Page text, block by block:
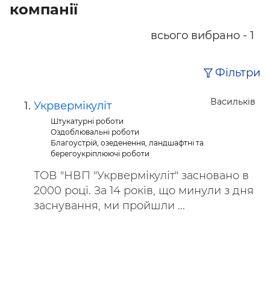
компанії
всього вибрано - 1
Фільтри
Васильків
Укрвермікуліт
Штукатурні роботи
Оздоблювальні роботи
Благоустрій, озеденення, ландшафтні та
берегоукріплюючі роботи
ТОВ "НВП "Укрвермікуліт" засновано в
2000 році. За 14 років, що минули з дня
заснування, ми пройшли ...